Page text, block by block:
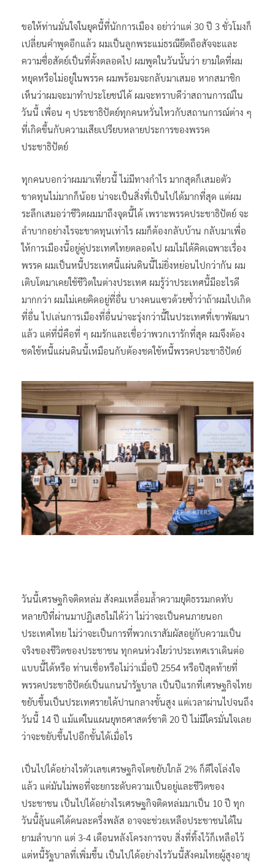
ขอให้ท่านมั่นใจในยุคนี้ที่นักการเมือง อย่าว่าแต่ 30 ปี 3 ชั่วโมงก็
เปลี่ยนคำพูดอีกแล้ว ผมเป็นลูกพระแม่ธรณียึดถือสัจจะและ
ความซื่อสัตย์เป็นที่ตั้งตลอดไป ผมพูดในวันนั้นว่า ยามใดที่ผม
หยุดหรือไม่อยู่ในพรรค ผมพร้อมจะกลับมาเสมอ หากสมาชิก
เห็นว่าผมจะมาทำประโยชน์ได้ ผมจะทราบดีว่าสถานการณ์ใน
วันนี้ เพื่อน ๆ ประชาธิปัตย์ทุกคนหวั่นไหวกับสถานการณ์ต่าง ๆ
ที่เกิดขึ้นกับความเสียเปรียบหลายประการของพรรค
ประชาธิปัตย์
ทุกคนบอกว่าผมมาเที่ยวนี้ ไม่มีทางกำไร มากสุดก็เสมอตัว
ขาดทุนไม่มากก็น้อย น่าจะเป็นสิ่งที่เป็นไปได้มากที่สุด แต่ผม
ระลึกเสมอว่าชีวิตผมมาถึงจุดนี้ได้ เพราะพรรคประชาธิปัตย์ จะ
ลำบากอย่างไรจะขาดทุนเท่าไร ผมก็ต้องกลับบ้าน กลับมาเพื่อ
ให้การเมืองนี้อยู่คู่ประเทศไทยตลอดไป ผมไม่ได้คิดเฉพาะเรื่อง
พรรค ผมเป็นหนี้ประเทศนี้แผ่นดินนี้ไม่ยิ่งหย่อนไปกว่ากัน ผม
เติบโตมาเคยใช้ชีวิตในต่างประเทศ ผมรู้ว่าประเทศนี้มีอะไรดี
มากกว่า ผมไม่เคยคิดอยู่ที่อื่น บางคนแซวด้วยซ้ำว่าถ้าผมไปเกิด
ที่อื่น ไปเล่นการเมืองที่อื่นน่าจะรุ่งกว่านี้ในประเทศที่เขาพัฒนา
แล้ว แต่ที่นี่คือที่ ๆ ผมรักและเชื่อว่าพวกเรารักที่สุด ผมจึงต้อง
ชดใช้หนี้แผ่นดินนี้เหมือนกับต้องชดใช้หนี้พรรคประชาธิปัตย์
วันนี้เศรษฐกิจติดหล่ม สังคมเหลื่อมล้ำความยุติธรรมกดทับ
หลายปีที่ผ่านมาปฏิเสธไม่ได้ว่า ไม่ว่าจะเป็นคนภายนอก
ประเทศไทย ไม่ว่าจะเป็นการที่พวกเราสัมผัสอยู่กับความเป็น
จริงของชีวิตของประชาชน ทุกคนห่วงใยว่าประเทศเราเดินต่อ
แบบนี้ได้หรือ ท่านเชื่อหรือไม่ว่าเมื่อปี 2554 หรือปีสุดท้ายที่
พรรคประชาธิปัตย์เป็นแกนนำรัฐบาล เป็นปีแรกที่เศรษฐกิจไทย
ขยับขึ้นเป็นประเทศรายได้ปานกลางขั้นสูง แต่เวลาผ่านไปจนถึง
วันนี้ 14 ปี แม้แต่ในแผนยุทธศาสตร์ชาติ 20 ปี ไม่มีใครมั่นใจเลย
ว่าจะขยับขึ้นไปอีกขั้นได้เมื่อไร
เป็นไปได้อย่างไรตัวเลขเศรษฐกิจโตขยับใกล้ 2% ก็ดีใจโล่งใจ
แล้ว แต่มันไม่พอที่จะยกระดับความเป็นอยู่และชีวิตของ
ประชาชน เป็นไปได้อย่างไรเศรษฐกิจติดหล่มมาเป็น 10 ปี ทุก
วันนี้ลุ้นแค่ได้คนละครึ่งพลัส อาจจะช่วยเหลือประชาชนได้ใน
ยามลำบาก แต่ 3-4 เดือนหลังโครงการจบ สิ่งที่ทิ้งไว้ก็เหลือไว้
แต่หนี้รัฐบาลที่เพิ่มขึ้น เป็นไปได้อย่างไรวันนี้สังคมไทยผู้สูงอายุ